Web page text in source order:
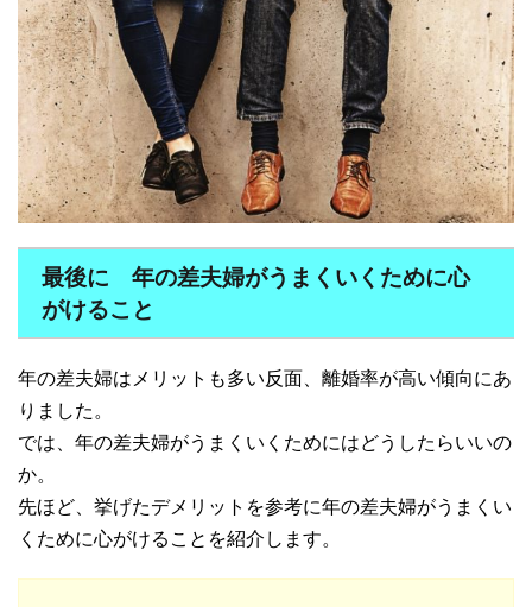
最後に 年の差夫婦がうまくいくために心
がけること
年の差夫婦はメリットも多い反面、離婚率が高い傾向にあ
りました。
では、年の差夫婦がうまくいくためにはどうしたらいいの
か。
先ほど、挙げたデメリットを参考に年の差夫婦がうまくい
くために心がけることを紹介します。